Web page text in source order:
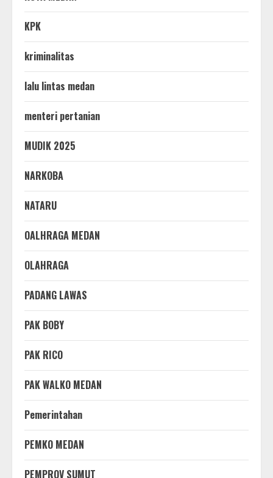
KPK
kriminalitas
lalu lintas medan
menteri pertanian
MUDIK 2025
NARKOBA
NATARU
OALHRAGA MEDAN
OLAHRAGA
PADANG LAWAS
PAK BOBY
PAK RICO
PAK WALKO MEDAN
Pemerintahan
PEMKO MEDAN
PEMPROV SUMUT